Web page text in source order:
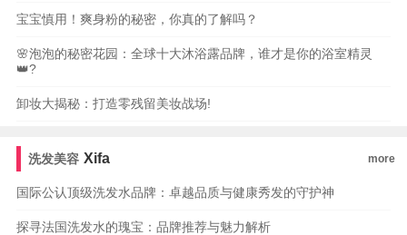
宝宝慎用！爽身粉的秘密，你真的了解吗？
🌸泡泡的秘密花园：全球十大沐浴露品牌，谁才是你的浴室精灵
👑?
卸妆大揭秘：打造零残留美妆战场!
洗发美容 Xifa more
国际公认顶级洗发水品牌：卓越品质与健康秀发的守护神
探寻法国洗发水的瑰宝：品牌推荐与魅力解析